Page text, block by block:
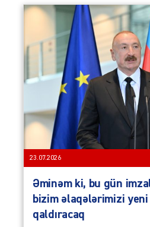
23.07.2026
Əminəm ki, bu gün
bizim əlaqələrimizi
qaldıracaq